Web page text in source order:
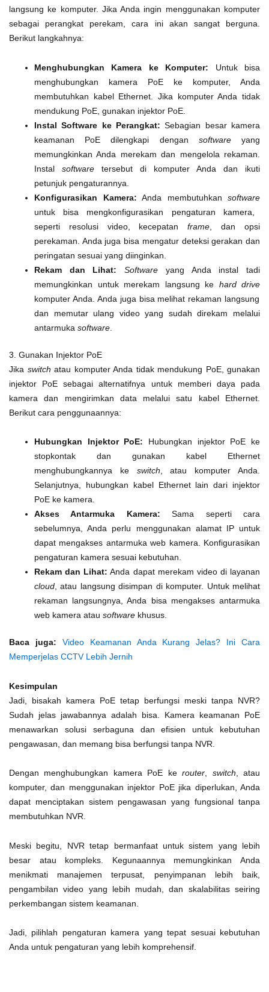
langsung ke komputer. Jika Anda ingin menggunakan komputer
sebagai perangkat perekam, cara ini akan sangat berguna.
Berikut langkahnya:
Menghubungkan Kamera ke Komputer: Untuk bisa
menghubungkan kamera PoE ke komputer, Anda
membutuhkan kabel Ethernet. Jika komputer Anda tidak
mendukung PoE, gunakan injektor PoE.
Instal Software ke Perangkat: Sebagian besar kamera
keamanan PoE dilengkapi dengan softwareyang
memungkinkan Anda merekam dan mengelola rekaman.
Instal software tersebut di komputer Anda dan ikuti
petunjuk pengaturannya.
Konfigurasikan Kamera: Anda membutuhkan software
untuk bisa mengkonfigurasikan pengaturan kamera,
seperti resolusi video, kecepatanframe , dan opsi
perekaman. Anda juga bisa mengatur deteksi gerakan dan
peringatan sesuai yang diinginkan.
Rekam dan Lihat:
Software yang Anda instal tadi
memungkinkan untuk merekam langsung ke hard drive
komputer Anda. Anda juga bisa melihat rekaman langsung
dan memutar ulang video yang sudah direkam melalui
antarmuka software
3. Gunakan Injektor PoE
Jika switch atau komputer Anda tidak mendukung PoE, gunakan
injektor PoE sebagai alternatifnya untuk memberi daya pada
kamera dan mengirimkan data melalui satu kabel Ethernet.
Berikut cara penggunaannya:
Hubungkan Injektor PoE: Hubungkan injektor PoE ke
stopkontak dan gunakan kabel Ethernet
menghubungkannya ke switch, atau komputer Anda.
Selanjutnya, hubungkan kabel Ethernet lain dari injektor
PoE ke kamera.
Akses Antarmuka Kamera: Sama seperti cara
sebelumnya, Anda perlu menggunakan alamat IP untuk
dapat mengakses antarmuka web kamera. Konfigurasikan
pengaturan kamera sesuai kebutuhan.
Rekam dan Lihat: Anda dapat merekam video di layanan
cloud, atau langsung disimpan di komputer. Untuk melihat
rekaman langsungnya, Anda bisa mengakses antarmuka
web kamera atau software khusus.
Baca juga:
Video Keamanan Anda Kurang Jelas? Ini Cara
Memperjelas CCTV Lebih Jernih
Kesimpulan
Jadi, bisakah kamera PoE tetap berfungsi meski tanpa NVR?
Sudah jelas jawabannya adalah bisa. Kamera keamanan PoE
menawarkan solusi serbaguna dan efisien untuk kebutuhan
pengawasan, dan memang bisa berfungsi tanpa NVR.
Dengan menghubungkan kamera PoE kerouter, switch, atau
komputer, dan menggunakan injektor PoE jika diperlukan, Anda
dapat menciptakan sistem pengawasan yang fungsional tanpa
membutuhkan NVR.
Meski begitu, NVR tetap bermanfaat untuk sistem yang lebih
besar atau kompleks. Kegunaannya memungkinkan Anda
menikmati manajemen terpusat, penyimpanan lebih baik,
pengambilan video yang lebih mudah, dan skalabilitas seiring
perkembangan sistem keamanan.
Jadi, pilihlah pengaturan kamera yang tepat sesuai kebutuhan
Anda untuk pengaturan yang lebih komprehensif.